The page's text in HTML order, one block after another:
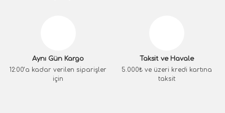
Aynı Gün Kargo
12:00’a kadar verilen siparişler
için
Taksit ve Havale
5.000₺ ve üzeri kredi kartına
taksit